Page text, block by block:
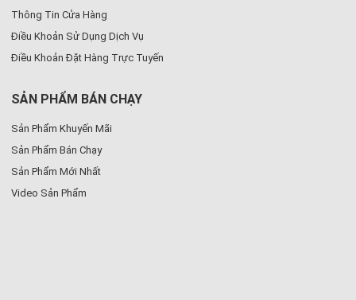
Thông Tin Cửa Hàng
Điều Khoản Sử Dụng Dịch Vụ
Điều Khoản Đặt Hàng Trực Tuyến
SẢN PHẨM BÁN CHẠY
Sản Phẩm Khuyến Mãi
Sản Phẩm Bán Chạy
Sản Phẩm Mới Nhất
Video Sản Phẩm